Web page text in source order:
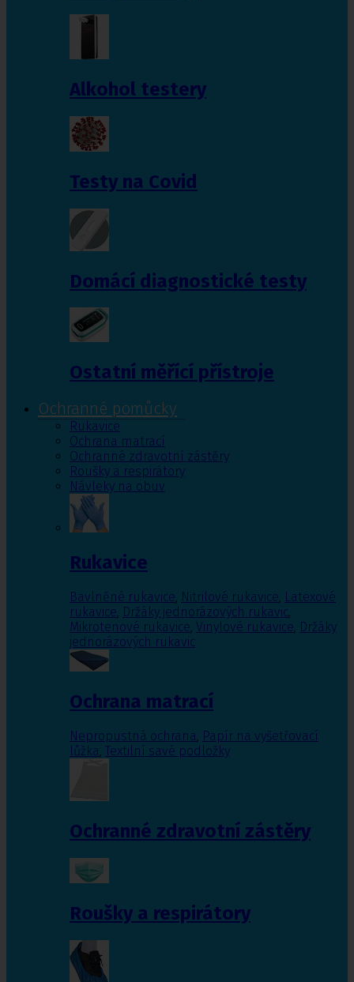
Alkohol testery
Testy na Covid
Domácí diagnostické testy
Ostatní měřící přístroje
Ochranné pomůcky
Rukavice
Ochrana matrací
Ochranné zdravotní zástěry
Roušky a respirátory
Návleky na obuv
Rukavice
Bavlněné rukavice, Nitrilové rukavice, Latexové
rukavice, Držáky jednorázových rukavic,
Mikrotenové rukavice, Vinylové rukavice, Držáky
jednorázových rukavic
Ochrana matrací
Nepropustná ochrana, Papír na vyšetřovací
lůžka, Textilní savé podložky
Ochranné zdravotní zástěry
Roušky a respirátory